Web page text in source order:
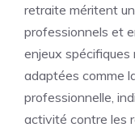
retraite méritent
professionnels et
enjeux
adaptées comme
professionnelle,
activité contre les